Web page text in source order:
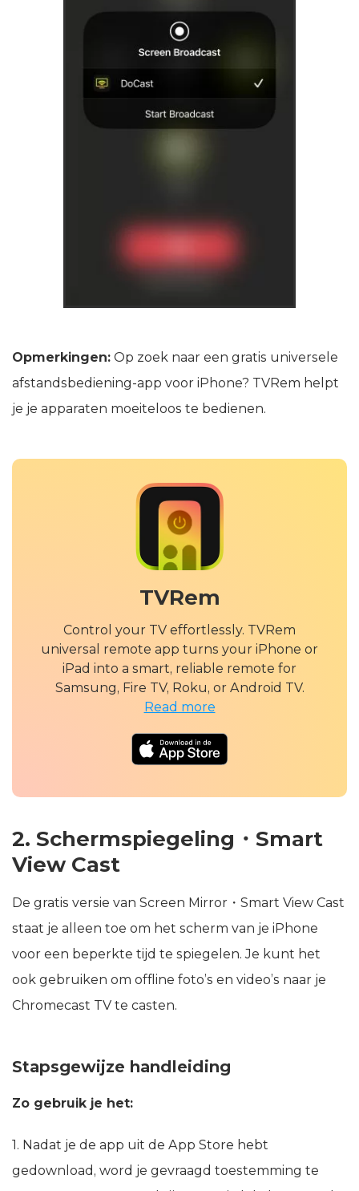
Opmerkingen: Op zoek naar een gratis universele
afstandsbediening-app voor iPhone? TVRem helpt
je je apparaten moeiteloos te bedienen.
TVRem
Control your TV effortlessly. TVRem
universal remote app turns your iPhone or
iPad into a smart, reliable remote for
Samsung, Fire TV, Roku, or Android TV.
Read more
2. Schermspiegeling・Smart
View Cast
De gratis versie van Screen Mirror・Smart View Cast
staat je alleen toe om het scherm van je iPhone
voor een beperkte tijd te spiegelen. Je kunt het
ook gebruiken om offline foto’s en video’s naar je
Chromecast TV te casten.
Stapsgewijze handleiding
Zo gebruik je het:
1. Nadat je de app uit de App Store hebt
gedownload, word je gevraagd toestemming te